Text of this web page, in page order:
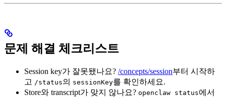
문제 해결 체크리스트
Session key가 잘못됐나요? /concepts/session부터 시작하
고 /status의 sessionKey를 확인하세요.
Store와 transcript가 맞지 않나요? openclaw status에서